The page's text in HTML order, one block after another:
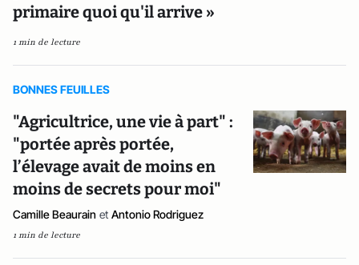
primaire quoi qu'il arrive »
1 min de lecture
BONNES FEUILLES
"Agricultrice, une vie à part" :
"portée après portée,
l’élevage avait de moins en
moins de secrets pour moi"
Camille Beaurain et Antonio Rodriguez
1 min de lecture